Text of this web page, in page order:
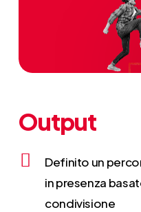
Output
Definito un
in presenza
condivisione